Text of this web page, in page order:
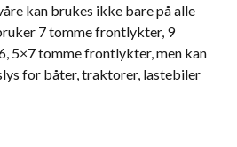
kan brukes ikke bare på alle
7 tomme frontlykter, 9
5×7 tomme frontlykter, men kan
for båter, traktorer, lastebiler